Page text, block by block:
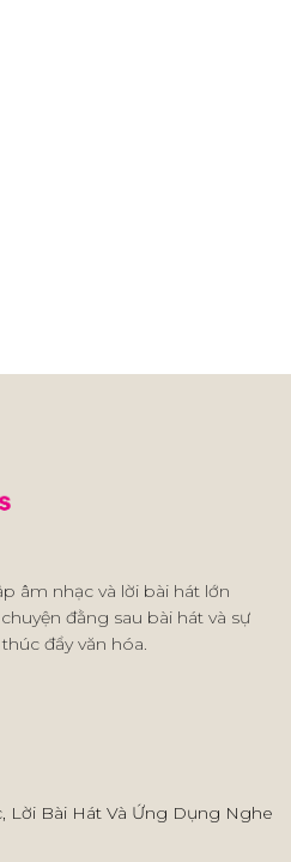
âm nhạc và lời bài hát lớn
đằng sau bài hát và sự
đẩy văn hóa.
Lời Bài Hát Và Ứng Dụng Nghe